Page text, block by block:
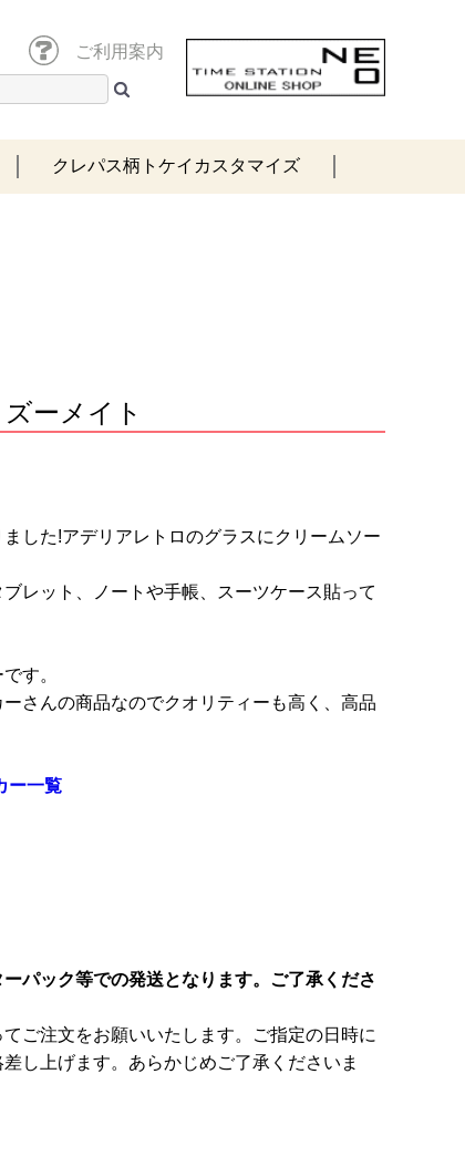
ご利用案内
クレパス柄トケイカスタマイズ
ーメイト
した!アデリアレトロのグラスにクリームソー
レット、ノートや手帳、スーツケース貼って
す。
さんの商品なのでクオリティーも高く、高品
ー一覧
パック等での発送となります。ご了承くださ
ご注文をお願いいたします。ご指定の日時に
し上げます。あらかじめご了承くださいま